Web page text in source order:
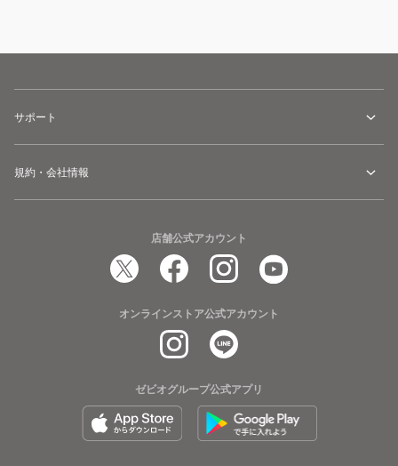
サポート
規約・会社情報
店舗公式アカウント
オンラインストア公式アカウント
ゼビオグループ公式アプリ